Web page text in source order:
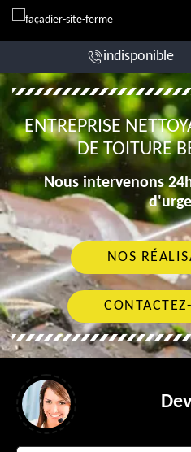
indisponible
ENTREPRISE
DE TOITURE
Nous intervenons
NOS